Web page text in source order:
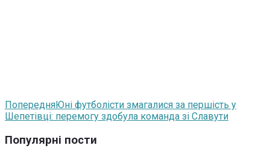
ПопередняЮні футболісти змагалися за першість у
Шепетівці: перемогу здобула команда зі Славути
Популярні пости